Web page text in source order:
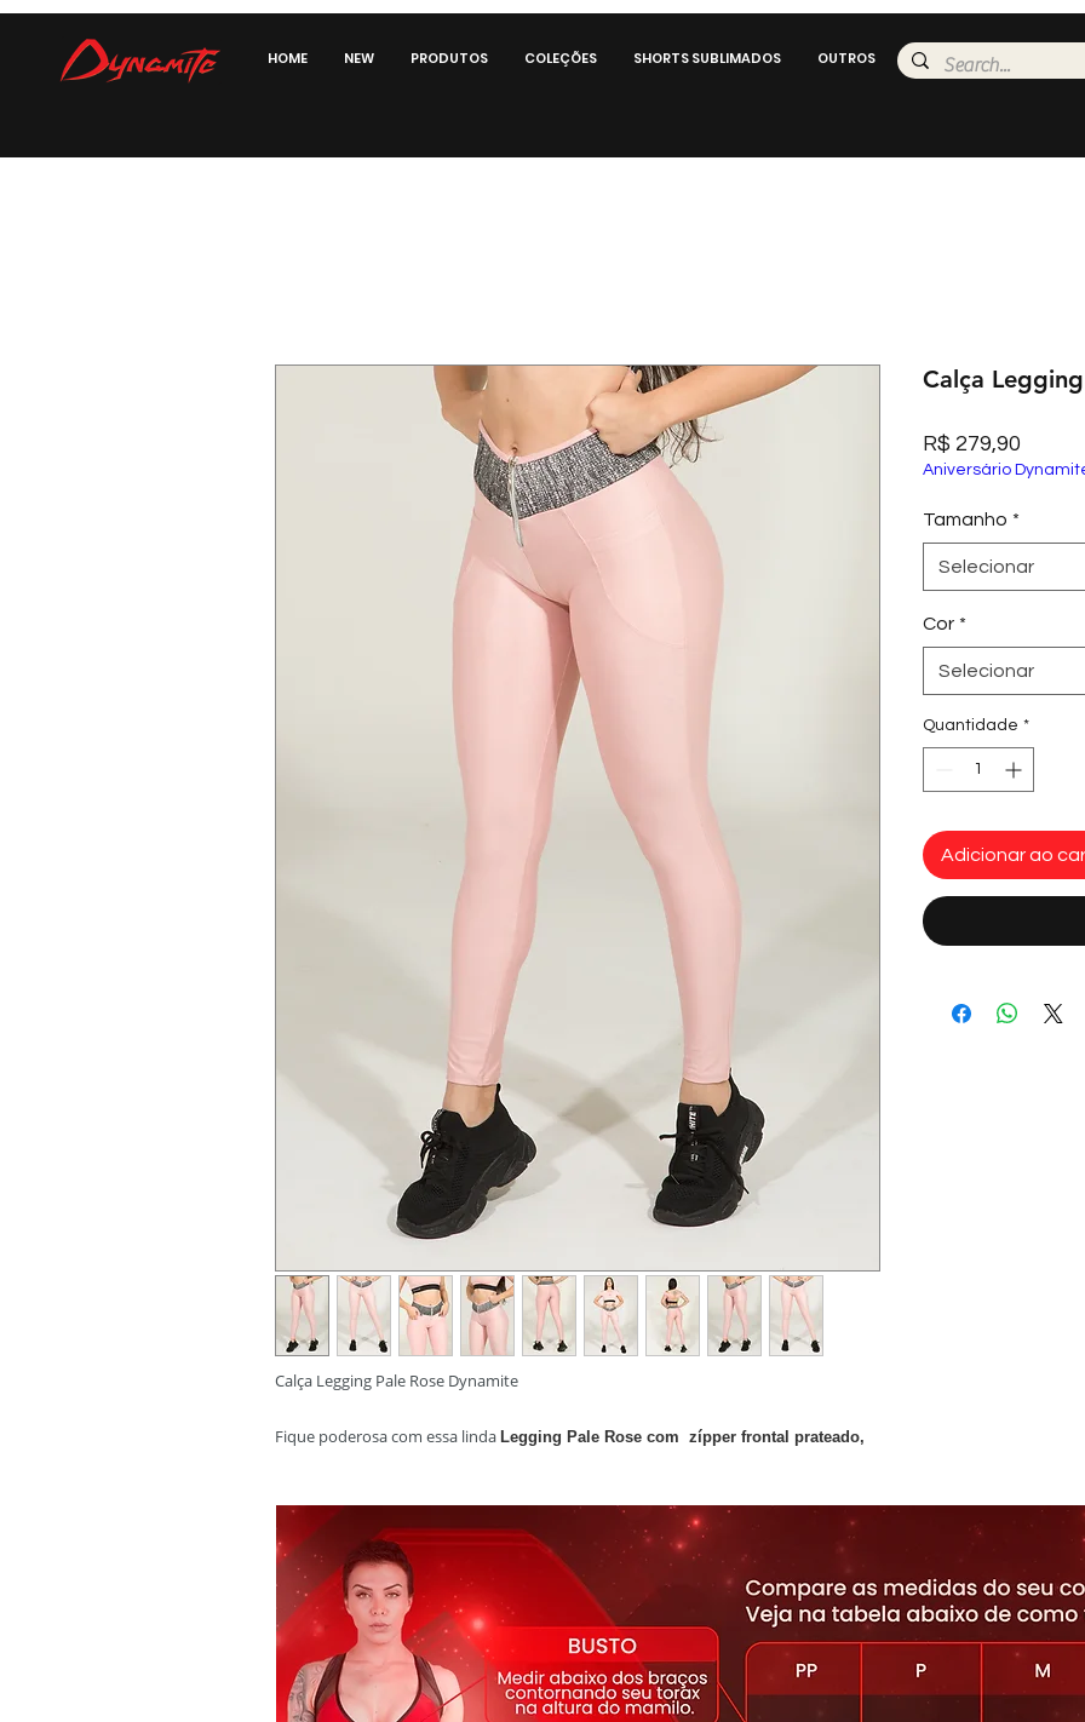
HOME NEW PRODUTOS COLEÇÕES SHORTS SUBLIMADOS OUTROS
Calça Legging Pale Rose Dynamite
Fique poderosa com essa linda Legging Pale Rose com zípper frontal prateado,
Tecido brilhoso aveludado e textura canelada.
Composição: 85% Poliamida, 15% Elastano
Cor: Rosé
Modelo: L2088
Calça
R$ 279,90
Aniversário
Tamanho *
Selecionar
Cor *
Selecionar
Quantidade *
Adicionar ao